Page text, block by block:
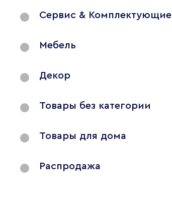
Сервис & Комплектующие
Мебель
Декор
Товары без категории
Товары для дома
Распродажа